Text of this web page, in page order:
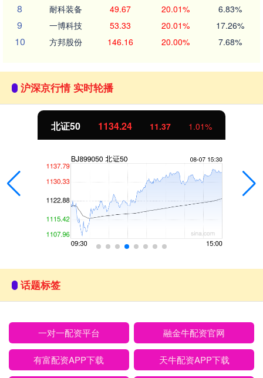
8 耐科装备 49.67 20.01% 6.83%
9 一博科技 53.33 20.01% 17.26%
10 方邦股份 146.16 20.00% 7.68%
沪深京行情 实时轮播
北证50 1134.24 11.37 1.01%
话题标签
一对一配资平台 融金牛配资官网
有富配资APP下载 天牛配资APP下载